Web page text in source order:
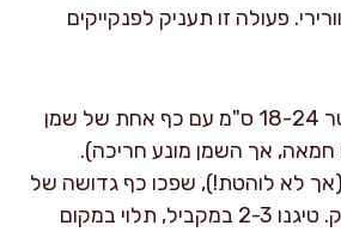
פעולה זו תעניק לפנקייקים
חממו מחבת בקוטר 18-24 ס"מ עם כף אחת של שמן
אך השמן מונע חריכה).
לא לוהטת!), שפכו כף גדושה של
בלילה לכל פנקייק. טיגנו 2-3 במקביל, תלוי במקום